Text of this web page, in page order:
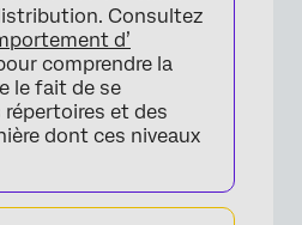
Consultez
d’
comprendre la
le fait de se
et des
dont ces niveaux